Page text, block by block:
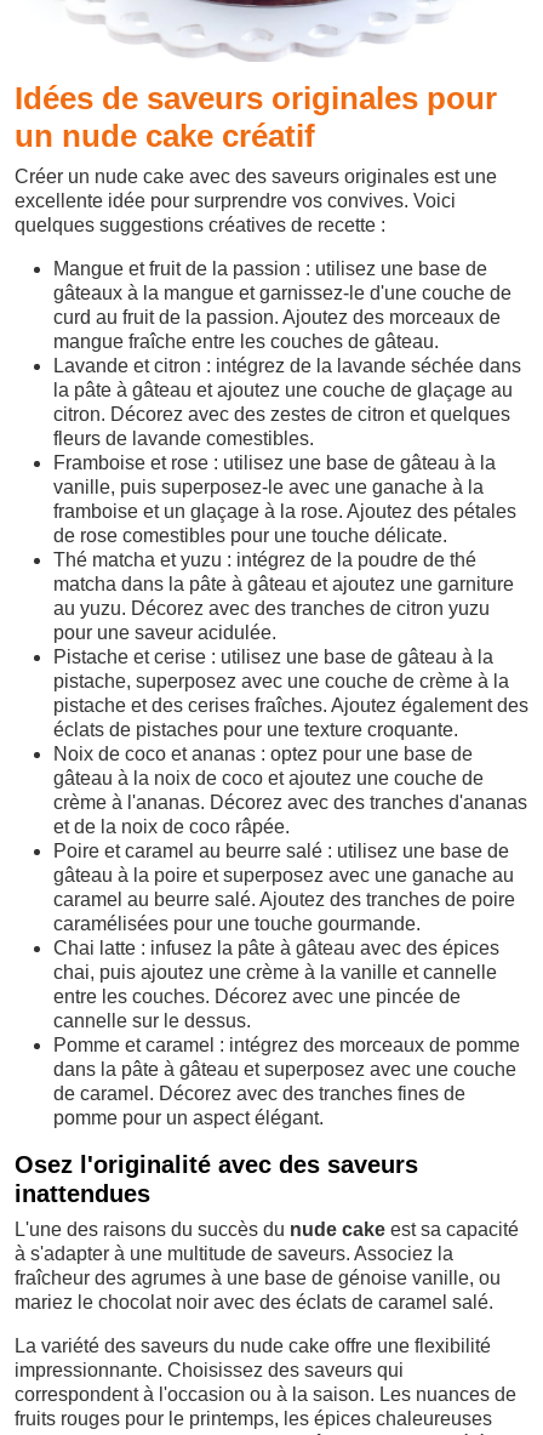
Idées de saveurs originales pour
un nude cake créatif
Créer un nude cake avec des saveurs originales est une
excellente idée pour surprendre vos convives. Voici
quelques suggestions créatives de recette :
Mangue et fruit de la passion : utilisez une base de
gâteaux à la mangue et garnissez-le d'une couche de
curd au fruit de la passion. Ajoutez des morceaux de
mangue fraîche entre les couches de gâteau.
Lavande et citron : intégrez de la lavande séchée dans
la pâte à gâteau et ajoutez une couche de glaçage au
citron. Décorez avec des zestes de citron et quelques
fleurs de lavande comestibles.
Framboise et rose : utilisez une base de gâteau à la
vanille, puis superposez-le avec une ganache à la
framboise et un glaçage à la rose. Ajoutez des pétales
de rose comestibles pour une touche délicate.
Thé matcha et yuzu : intégrez de la poudre de thé
matcha dans la pâte à gâteau et ajoutez une garniture
au yuzu. Décorez avec des tranches de citron yuzu
pour une saveur acidulée.
Pistache et cerise : utilisez une base de gâteau à la
pistache, superposez avec une couche de crème à la
pistache et des cerises fraîches. Ajoutez également des
éclats de pistaches pour une texture croquante.
Noix de coco et ananas : optez pour une base de
gâteau à la noix de coco et ajoutez une couche de
crème à l'ananas. Décorez avec des tranches d'ananas
et de la noix de coco râpée.
Poire et caramel au beurre salé : utilisez une base de
gâteau à la poire et superposez avec une ganache au
caramel au beurre salé. Ajoutez des tranches de poire
caramélisées pour une touche gourmande.
Chai latte : infusez la pâte à gâteau avec des épices
chai, puis ajoutez une crème à la vanille et cannelle
entre les couches. Décorez avec une pincée de
cannelle sur le dessus.
Pomme et caramel : intégrez des morceaux de pomme
dans la pâte à gâteau et superposez avec une couche
de caramel. Décorez avec des tranches fines de
pomme pour un aspect élégant.
Osez l'originalité avec des saveurs
inattendues
L'une des raisons du succès du nude cake est sa capacité
à s'adapter à une multitude de saveurs. Associez la
fraîcheur des agrumes à une base de génoise vanille, ou
mariez le chocolat noir avec des éclats de caramel salé.
La variété des saveurs du nude cake offre une flexibilité
impressionnante. Choisissez des saveurs qui
correspondent à l'occasion ou à la saison. Les nuances de
fruits rouges pour le printemps, les épices chaleureuses